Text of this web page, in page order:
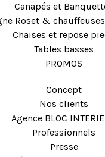
Canapés et
Roset &
Chaises et repose
Tables basses
PROMOS
Concept
Nos clients
Agence BLOC
Professionnels
Presse